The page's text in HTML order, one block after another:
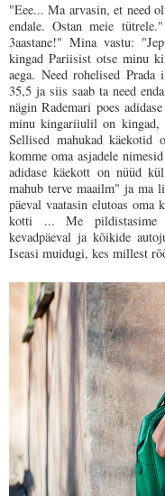
"Eee... Ma arvasin, et need
endale. Ostan meie
3aastane!" Mina vastu:
kingad Pariisist otse minu
aega. Need rohelised
35,5 ja siis saab ta need
nägin Rademari poes
minu kingariiulil on kingad,
Sellised mahukad
komme oma asjadele
adidase käekott on nüüd
mahub terve maailm" ja ma
päeval vaatasin elutoas oma
kotti ... Me pildistasime
kevadpäeval ja kõikide
Iseasi muidugi, kes millest